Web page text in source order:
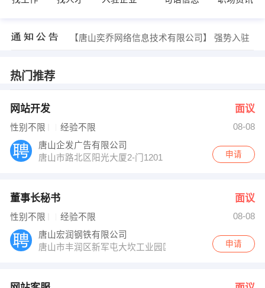
【唐山慕霖机械设备有限公司】 强势入驻
【唐山奕乔网络信息技术有限公司】 强势入驻
热门推荐
网站开发 面议
性别不限 经验不限
08-08
唐山企发广告有限公司
唐山市路北区阳光大厦2-门1201
申请
董事长秘书 面议
性别不限 经验不限
08-08
唐山宏润钢铁有限公司
唐山市丰润区新军屯大坎工业园区
申请